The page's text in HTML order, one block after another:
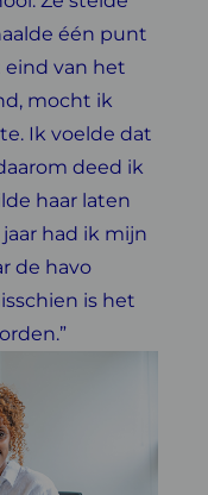
één punt
eind van het
mocht ik
Ik voelde dat
deed ik
haar laten
had ik mijn
de havo
is het